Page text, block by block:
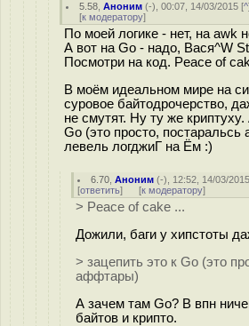
5.58 ,Аноним (-), 00:07, 14/03/2015 [^
[к модератору]
По моей логике - нет, на awk
А вот на Go - надо, Вася^W
Посмотри на код. Peace of
В моём идеальном мире на
суровое байтодрочерство,
не смутят. Ну ту же
Go (это просто,
левель логджиГ на Ём :)
6.70 ,Аноним (-), 12:52, 14/03/
[ответить] [к модератору]
> Peace of cake ...
Дожили, баги у хипстоты
> зацепить это к Go (это
аффтары)
А зачем там Go? В впн
байтов и крипто.